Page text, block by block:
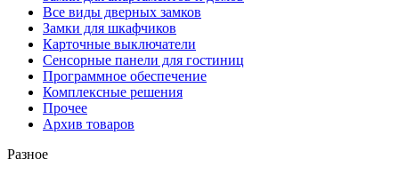
Все виды дверных замков
Замки для шкафчиков
Карточные выключатели
Сенсорные панели для гостиниц
Программное обеспечение
Комплексные решения
Прочее
Архив товаров
Разное